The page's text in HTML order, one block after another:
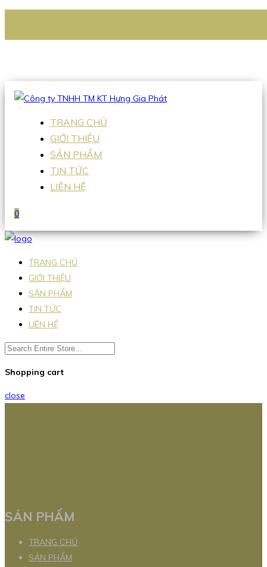
Hotline:0938 336 079
TRANG CHỦ
GIỚI THIỆU
SẢN PHẨM
TIN TỨC
LIÊN HỆ
0
TRANG CHỦ
GIỚI THIỆU
SẢN PHẨM
TIN TỨC
LIÊN HỆ
Shopping cart
close
SẢN PHẨM
TRANG CHỦ
SẢN PHẨM